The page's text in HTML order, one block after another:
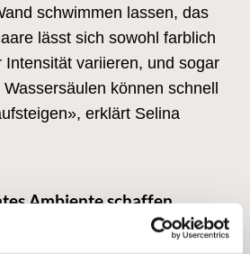
schwimmen lassen, das
lässt sich sowohl farblich
Intensität variieren, und sogar
können schnell
erklärt Selina
Ambiente schaffen
sprechen gut auf helle